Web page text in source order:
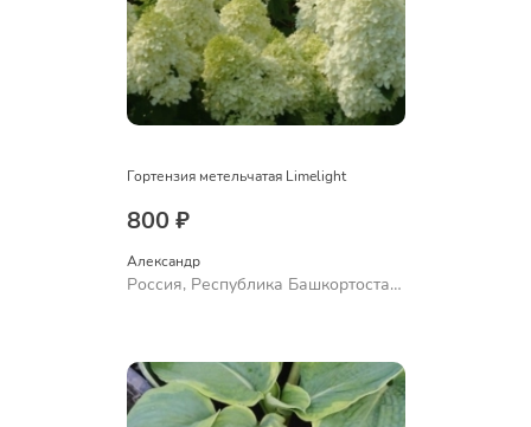
Гортензия метельчатая Limelight
800 ₽
Александр
Россия, Республика Башкортостан,